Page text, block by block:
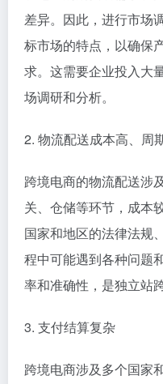
差异。因此，进行市场
标市场的特点，以确保
求。这需要企业投入大
场调研和分析。
2. 物流配送成本高、周
跨境电商的物流配送涉
关、仓储等环节，成本
国家和地区的法律法规
程中可能遇到各种问题
率和准确性，是独立站
3. 支付结算复杂
跨境电商涉及多个国家